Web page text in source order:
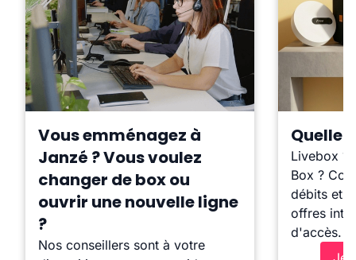
Vous emménagez à
Janzé ? Vous voulez
changer de box ou
ouvrir une nouvelle ligne
?
Nos conseillers sont à votre
Quelle
Livebox ?
Box ?
débits et
offres
d'accès.